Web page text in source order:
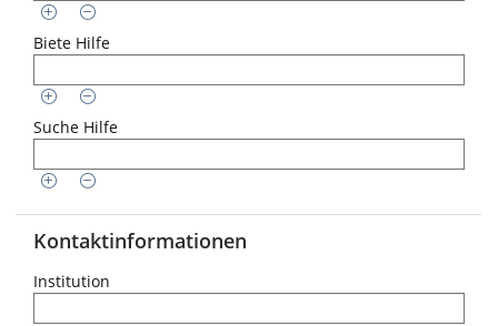
Biete Hilfe
Suche Hilfe
Kontaktinformationen
Institution